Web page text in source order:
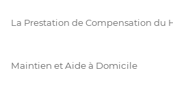
La Prestation de Compensation du
Maintien et Aide à Domicile